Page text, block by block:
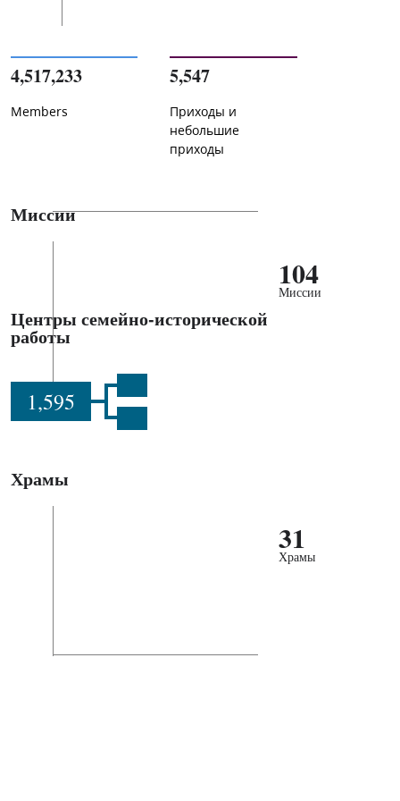
4,517,233
Members
5,547
Приходы и
небольшие
приходы
Миссии
104
Миссии
Центры семейно-исторической
работы
1,595
Храмы
31
Храмы